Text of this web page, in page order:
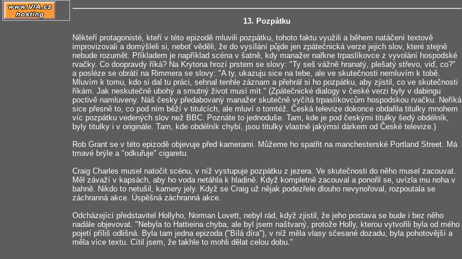
13. Pozpátku
Někteří protagonisté, kteří v této epizodě mluvili pozpátku, tohoto faktu využili a během natáčení textově
improvizovali a domýšleli si, neboť věděli, že do vysílání půjde jen zpátečnická verze jejich slov, které stejně
nebude rozumět. Příkladem je například scéna v šatně, kdy manažer nařkne trpaslíkovce z vyvolání hospodské
rvačky. Co doopravdy říká? Na Krytona hrozí prstem se slovy: "Ty seš vážně hranatý, plešatý střevo, viď, co?"
a posléze se obrátí na Rimmera se slovy: "A ty, ukazuju sice na tebe, ale ve skutečnosti nemluvím k tobě.
Mluvím k tomu, kdo si dal tu práci, sehnal tenhle záznam a přehrál si ho pozpátku, aby zjistil, co ve skutečnosti
říkám. Jak neskutečně ubohý a smutný život musí mít." (Zpátečnické dialogy v české verzi byly v dabingu
poctivě namluveny. Náš česky předabovaný manažer skutečně vyčítá trpaslíkovcům hospodskou rvačku. Neříká
sice přesně to, co pod ním běží v titulcích, ale mluví o tomtéž. Česká televize dokonce obdařila titulky mnohem
víc pozpátku vedených slov než BBC. Poznáte to jednoduše. Tam, kde je pod českými titulky šedý obdélník,
byly titulky i v originále. Tam, kde obdélník chybí, jsou titulky vlastně jakýmsi dárkem od České televize.)
Rob Grant se v této epizodě objevuje před kamerami. Můžeme ho spatřit na manchesterské Portland Street. Má
tmavé brýle a "odkuřuje" cigaretu.
Craig Charles musel natočit scénu, v níž vystupuje pozpátku z jezera. Ve skutečnosti do něho musel zacouvat.
Měl závaží v kapsách, aby ho voda netáhla k hladině. Když kompletně zacouval a ponořil se, uvízla mu noha v
bahně. Nikdo to netušil, kamery jely. Když se Craig už nějak podezřele dlouho nevynořoval, rozpoutala se
záchranná akce. Úspěšná záchranná akce.
Odcházející představitel Hollyho, Norman Lovett, nebyl rád, když zjistil, že jeho postava se bude i bez něho
nadále objevovat. "Nebyla to Hattieina chyba, ale byl jsem naštvaný, protože Holly, kterou vytvořili byla od mého
pojetí příliš odlišná. Byla tam jedna epizoda ("Bílá díra"), v níž měla vlasy sčesané dozadu, byla pohotovější a
měla více textu. Cítil jsem, že takhle to mohli dělat celou dobu."